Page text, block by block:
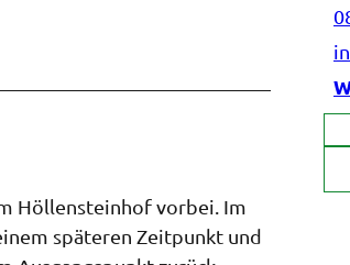
Höllensteinhof vorbei. Im
späteren Zeitpunkt und